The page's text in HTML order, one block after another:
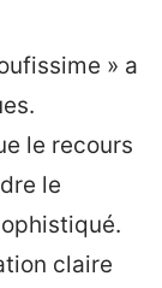
» a
le recours
le
claire